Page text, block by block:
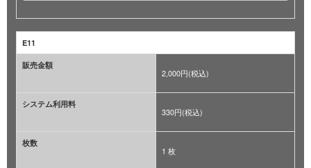
E11
販売金額
2,000円(税込)
システム利用料
330円(税込)
枚数
1 枚